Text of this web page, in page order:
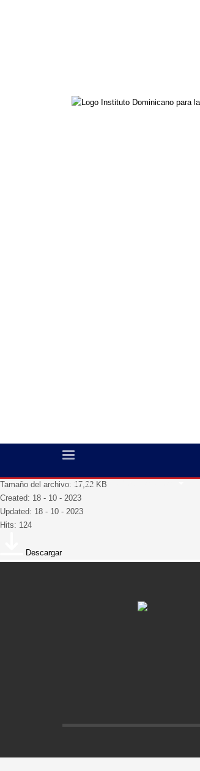
Inicio
Informe OAI
Tamaño del archivo: 17,22 KB
Created: 18 - 10 - 2023
Updated: 18 - 10 - 2023
Hits: 124
Descargar